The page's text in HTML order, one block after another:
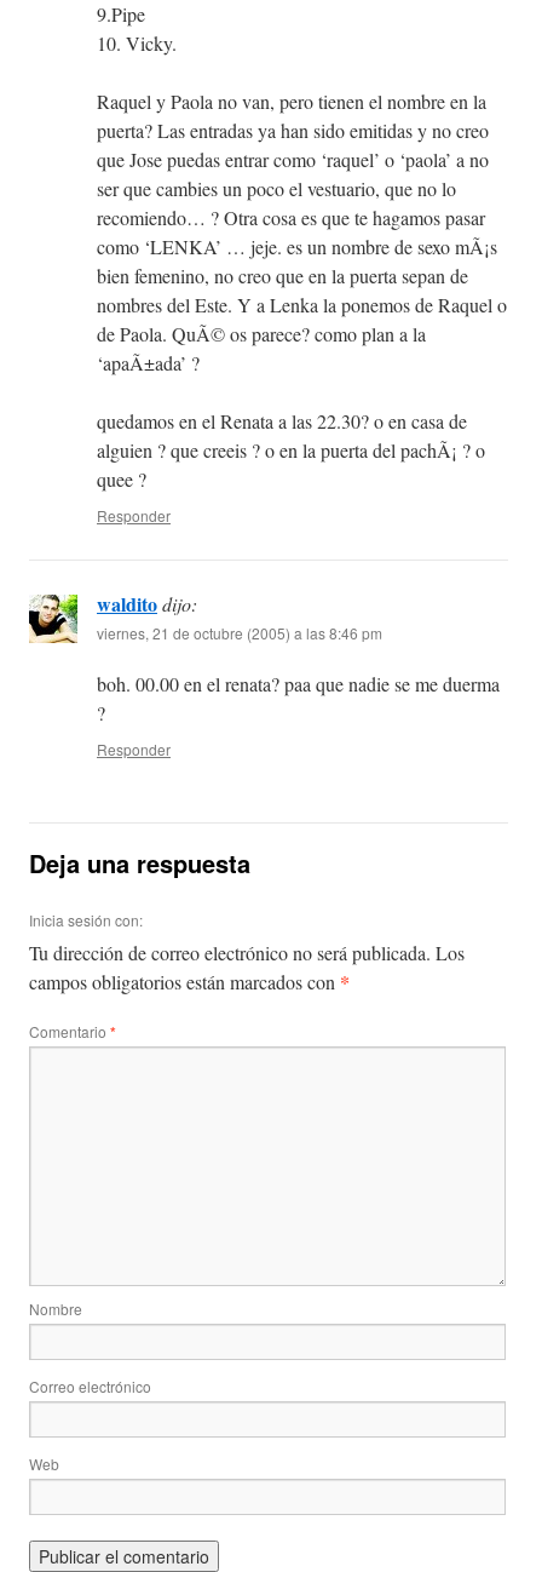
9.Pipe
10. Vicky.
Raquel y Paola no van, pero tienen el nombre en la
puerta? Las entradas ya han sido emitidas y no creo
que Jose puedas entrar como ‘raquel’ o ‘paola’ a no
ser que cambies un poco el vestuario, que no lo
recomiendo… ? Otra cosa es que te hagamos pasar
como ‘LENKA’ … jeje. es un nombre de sexo mÃ¡s
bien femenino, no creo que en la puerta sepan de
nombres del Este. Y a Lenka la ponemos de Raquel o
de Paola. QuÃ© os parece? como plan a la
‘apaÃ±ada’ ?
quedamos en el Renata a las 22.30? o en casa de
alguien ? que creeis ? o en la puerta del pachÃ¡ ? o
quee ?
Responder
walditodijo:
viernes, 21 de octubre (2005) a las 8:46 pm
boh. 00.00 en el renata? paa que nadie se me duerma
?
Responder
Deja una respuesta
Inicia sesión con:
Tu dirección de correo electrónico no será publicada. Los
campos obligatorios están marcados con *
Comentario *
Nombre
Correo electrónico
Web